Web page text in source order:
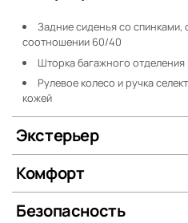
Задние сиденья со
соотношении 60/40
Шторка багажного отделения
Рулевое колесо и ручка
кожей
Экстерьер
Комфорт
Безопасность